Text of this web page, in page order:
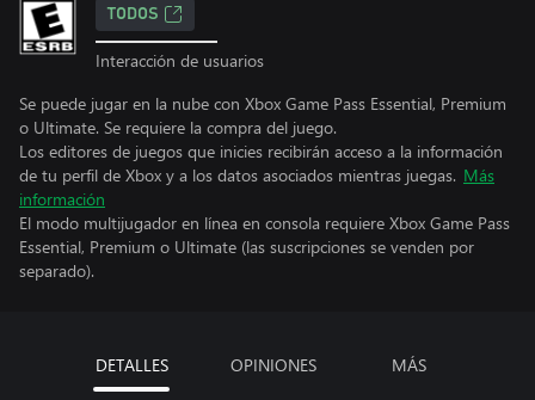
TODOS
Interacción de usuarios
Se puede jugar en la nube con Xbox Game Pass Essential, Premium
o Ultimate. Se requiere la compra del juego.
Los editores de juegos que inicies recibirán acceso a la información
de tu perfil de Xbox y a los datos asociados mientras juegas. Más
información
El modo multijugador en línea en consola requiere Xbox Game Pass
Essential, Premium o Ultimate (las suscripciones se venden por
separado).
DETALLES OPINIONES MÁS